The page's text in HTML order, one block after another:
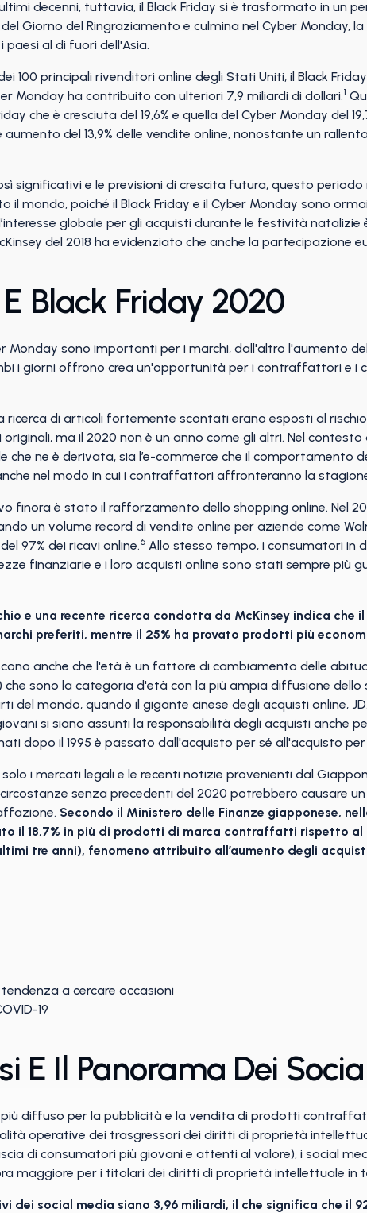
decenni, tuttavia, il Black Friday si è trasformato in un
Giorno del Ringraziamento e culmina nel Cyber Monday,
al di fuori dell'Asia.
100 principali rivenditori online degli Stati Uniti, il Black
Monday ha contribuito con ulteriori 7,9 miliardi di dollari.1
che è cresciuta del 19,6% e quella del Cyber Monday del
del 13,9% delle vendite online, nonostante un
significativi e le previsioni di crescita futura, questo
mondo, poiché il Black Friday e il Cyber Monday sono
globale per gli acquisti durante le festività
del 2018 ha evidenziato che anche la partecipazione
Black Friday 2020
Monday sono importanti per i marchi, dall'altro l'aumento
i giorni offrono crea un'opportunità per i contraffattori e i
ricerca di articoli fortemente scontati erano esposti al
ma il 2020 non è un anno come gli altri. Nel contesto
che ne è derivata, sia l’e-commerce che il comportamento
nel modo in cui i contraffattori affronteranno la
finora è stato il rafforzamento dello shopping online. Nel
un volume record di vendite online per aziende come
97% dei ricavi online.6 Allo stesso tempo, i consumatori in
finanziarie e i loro acquisti online sono stati sempre più
e una recente ricerca condotta da McKinsey indica che
preferiti, mentre il 25% ha provato prodotti più
anche che l'età è un fattore di cambiamento delle
che sono la categoria d'età con la più ampia diffusione
del mondo, quando il gigante cinese degli acquisti online,
si siano assunti la responsabilità degli acquisti anche
dopo il 1995 è passato dall'acquisto per sé all'acquisto
i mercati legali e le recenti notizie provenienti dal
senza precedenti del 2020 potrebbero causare
Secondo il Ministero delle Finanze giapponese,
il 18,7% in più di prodotti di marca contraffatti rispetto al
tre anni), fenomeno attribuito all’aumento degli
a cercare occasioni
19
E Il Panorama Dei
più diffuso per la pubblicità e la vendita di prodotti
operative dei trasgressori dei diritti di proprietà
di consumatori più giovani e attenti al valore), i social
maggiore per i titolari dei diritti di proprietà intellettuale in
dei social media siano 3,96 miliardi, il che significa che il